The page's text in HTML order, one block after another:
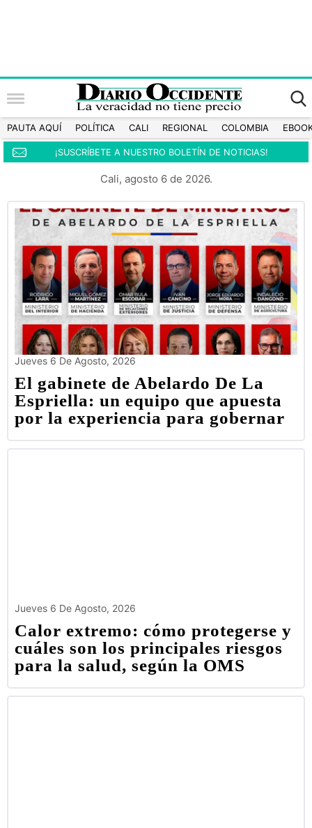
PAUTA AQUÍ POLÍTICA CALI REGIONAL COLOMBIA
¡SUSCRÍBETE A NUESTRO BOLETÍN DE NOTICIAS!
Cali, agosto 6 de 2026.
Jueves 6 De Agosto, 2026
El gabinete de Abelardo De La
Espriella: un equipo que apuesta
por la experiencia para gobernar
Jueves 6 De Agosto, 2026
Calor extremo: cómo protegerse y
cuáles son los principales riesgos
para la salud, según la OMS